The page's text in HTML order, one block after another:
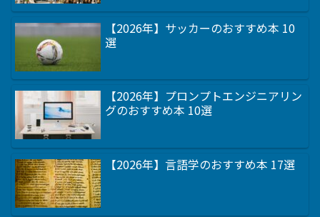
【2026年】サッカーのおすすめ本 10
選
【2026年】プロンプトエンジニアリン
グのおすすめ本 10選
【2026年】言語学のおすすめ本 17選